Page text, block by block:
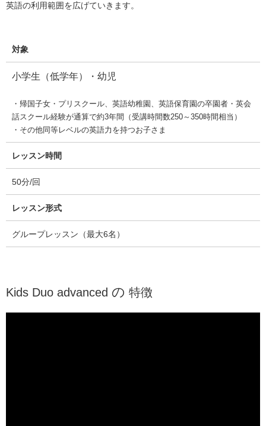
英語の利用範囲を広げていきます。
対象
小学生（低学年）・幼児
・帰国子女・プリスクール、英語幼稚園、英語保育園の卒園者・英会
話スクール経験が通算で約3年間（受講時間数250～350時間相当）
・その他同等レベルの英語力を持つお子さま
レッスン時間
50分/回
レッスン形式
グループレッスン（最大6名）
Kids Duo advanced の 特徴